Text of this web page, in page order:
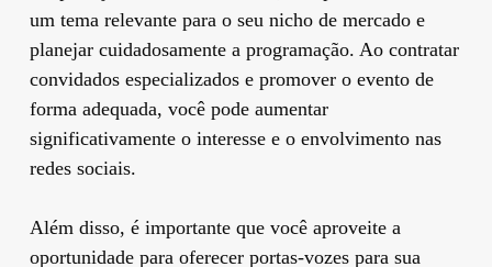
um tema relevante para o seu nicho de mercado e
planejar cuidadosamente a programação. Ao contratar
convidados especializados e promover o evento de
forma adequada, você pode aumentar
significativamente o interesse e o envolvimento nas
redes sociais.
Além disso, é importante que você aproveite a
oportunidade para oferecer portas-vozes para sua